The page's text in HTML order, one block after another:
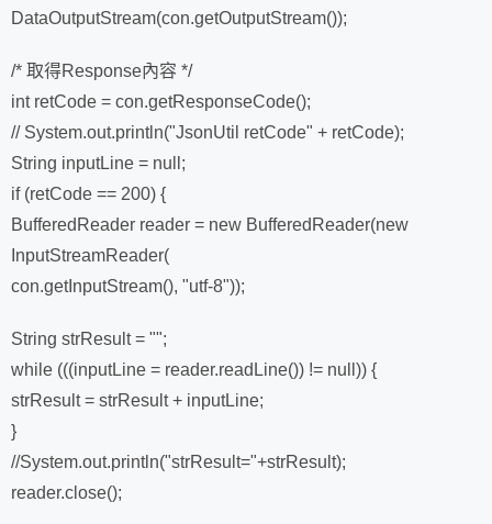
DataOutputStream(con.getOutputStream());
/* 取得Response內容 */
int retCode = con.getResponseCode();
// System.out.println("JsonUtil retCode" + retCode);
String inputLine = null;
if (retCode == 200) {
BufferedReader reader = new BufferedReader(new
InputStreamReader(
con.getInputStream(), "utf-8"));
String strResult = "";
while (((inputLine = reader.readLine()) != null)) {
strResult = strResult + inputLine;
}
//System.out.println("strResult="+strResult);
reader.close();